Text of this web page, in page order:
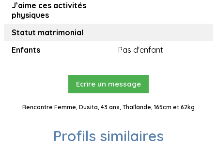
J’aime ces activités
physiques
Statut matrimonial
Enfants
Pas d'enfant
Ecrire un message
Rencontre Femme, Dusita, 43 ans, Thaïlande, 165cm et 62kg
Profils similaires